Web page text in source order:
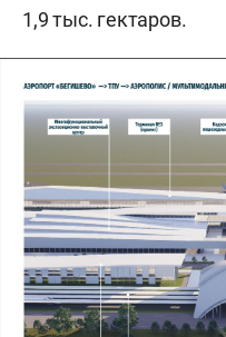
1,9 тыс. гектаров.